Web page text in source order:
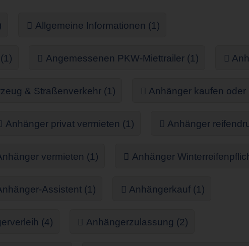
Allgemeine Informationen (1)
Angemessenen PKW-Miettrailer (1)
& Straßenverkehr (1) Anhänger kaufen oder
Anhänger privat vermieten (1) Anhänger
vermieten (1) Anhänger
Assistent (1) Anhängerkauf (1)
(4) Anhängerzulassung (2)